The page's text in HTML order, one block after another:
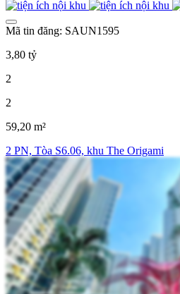
Mã tin đăng: SAUN1595
3,80 tỷ
2
2
59,20 m²
2 PN, Tòa S6.06, khu The Origami